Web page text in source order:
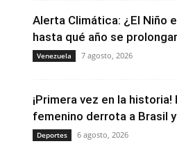
Alerta Climática: ¿El Niño
hasta qué año se
Venezuela 7 agosto, 2026
¡Primera vez en la
femenino derrota a Brasil y
Deportes 6 agosto, 2026